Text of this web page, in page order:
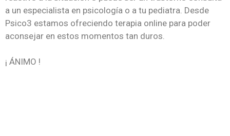
a un especialista en psicología o a tu pediatra. Desde
Psico3 estamos ofreciendo terapia online para poder
aconsejar en estos momentos tan duros.
¡ ÁNIMO !